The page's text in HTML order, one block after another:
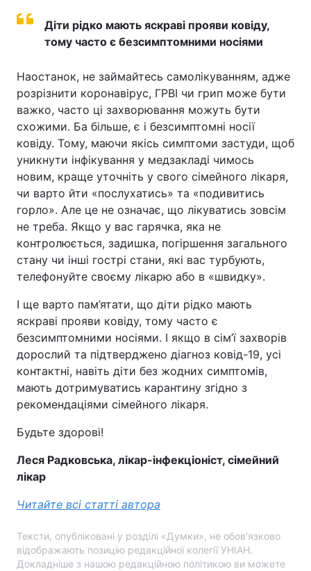
Діти рідко мають яскраві прояви ковіду,
тому часто є безсимптомними носіями
Наостанок, не займайтесь самолікуванням, адже
розрізнити коронавірус, ГРВІ чи грип може бути
важко, часто ці захворювання можуть бути
схожими. Ба більше, є і безсимптомні носії
ковіду. Тому, маючи якісь симптоми застуди, щоб
уникнути інфікування у медзакладі чимось
новим, краще уточніть у свого сімейного лікаря,
чи варто йти «послухатись» та «подивитись
горло». Але це не означає, що лікуватись зовсім
не треба. Якщо у вас гарячка, яка не
контролюється, задишка, погіршення загального
стану чи інші гострі стани, які вас турбують,
телефонуйте своєму лікарю або в «швидку».
І ще варто пам’ятати, що діти рідко мають
яскраві прояви ковіду, тому часто є
безсимптомними носіями. І якщо в сім’ї захворів
дорослий та підтверджено діагноз ковід-19, усі
контактні, навіть діти без жодних симптомів,
мають дотримуватись карантину згідно з
рекомендаціями сімейного лікаря.
Будьте здорові!
Леся Радковська, лікар-інфекціоніст, сімейний
лікар
Читайте всі статті автора
Тексти, опубліковані у розділі «Думки», не обов’язково
відображають позицію редакційної колегії УНІАН.
Докладніше з нашою редакційною політикою ви можете